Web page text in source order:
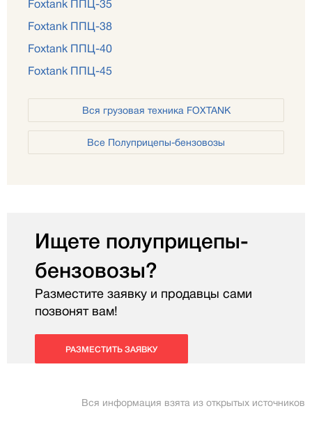
Foxtank ППЦ-35
Foxtank ППЦ-38
Foxtank ППЦ-40
Foxtank ППЦ-45
Вся грузовая техника FOXTANK
Все Полуприцепы-бензовозы
Ищете полуприцепы-
бензовозы?
Разместите заявку и продавцы сами
позвонят вам!
РАЗМЕСТИТЬ ЗАЯВКУ
Вся информация взята из открытых источников